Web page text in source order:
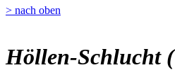
> nach oben
Höllen-Schlucht